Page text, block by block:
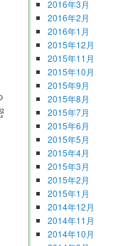
2016年3月
2016年2月
2016年1月
2015年12月
2015年11月
2015年10月
2015年9月
2015年8月
2015年7月
2015年6月
2015年5月
2015年4月
2015年3月
2015年2月
2015年1月
2014年12月
2014年11月
2014年10月